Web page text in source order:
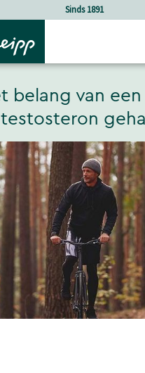
hoofdinhoud.
belang van
testosteron